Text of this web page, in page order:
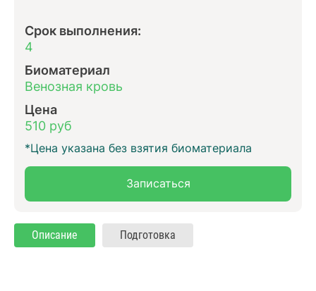
Срок выполнения:
4
Биоматериал
Венозная кровь
Цена
510 руб
*Цена указана без взятия биоматериала
Записаться
Описание Подготовка